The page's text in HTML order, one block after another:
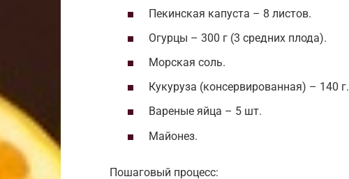
Пекинская капуста – 8 листов.
Огурцы – 300 г (3 средних плода).
Морская соль.
Кукуруза (консервированная) – 140 г.
Вареные яйца – 5 шт.
Майонез.
Пошаговый процесс: